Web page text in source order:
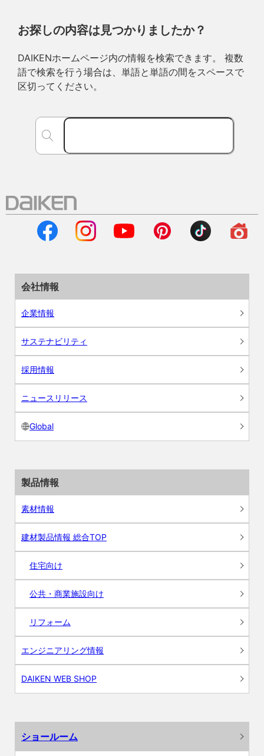
お探しの内容は見つかりましたか？
DAIKENホームページ内の情報を検索できます。 複数
語で検索を行う場合は、単語と単語の間をスペースで
区切ってください。
会社情報
企業情報
サステナビリティ
採用情報
ニュースリリース
Global
製品情報
素材情報
建材製品情報 総合TOP
住宅向け
公共・商業施設向け
リフォーム
エンジニアリング情報
DAIKEN WEB SHOP
ショールーム